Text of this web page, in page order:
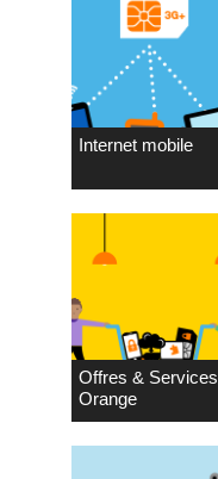
Internet mobile
Offres & Services
Orange